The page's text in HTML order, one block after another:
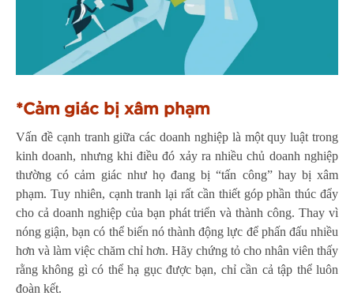
*Cảm giác bị xâm phạm
Vấn đề cạnh tranh giữa các doanh nghiệp là một quy luật trong
kinh doanh, nhưng khi điều đó xảy ra nhiều chủ doanh nghiệp
thường có cảm giác như họ đang bị “tấn công” hay bị xâm
phạm. Tuy nhiên, cạnh tranh lại rất cần thiết góp phần thúc đẩy
cho cả doanh nghiệp của bạn phát triển và thành công. Thay vì
nóng giận, bạn có thể biến nó thành động lực để phấn đấu nhiều
hơn và làm việc chăm chỉ hơn. Hãy chứng tỏ cho nhân viên thấy
rằng không gì có thể hạ gục được bạn, chỉ cần cả tập thể luôn
đoàn kết.